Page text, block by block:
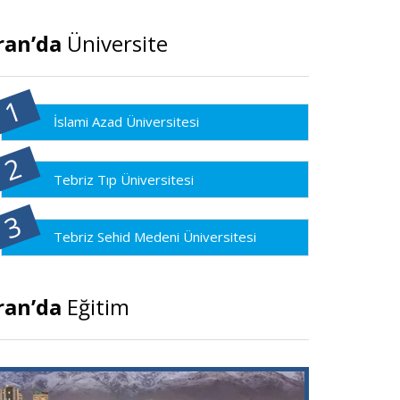
Üniversite
İslami Azad Üniversitesi
Tebriz Tıp Üniversitesi
Tebriz Sehid Medeni Üniversitesi
Eğitim